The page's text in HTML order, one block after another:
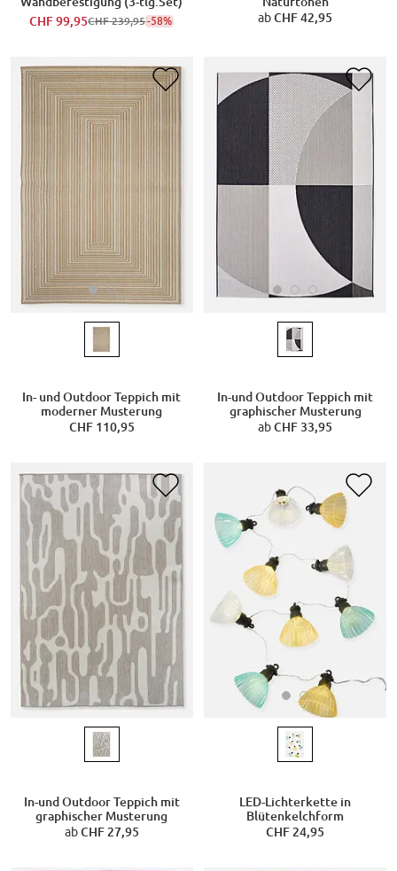
CHF 99,95CHF 239,95-58%
abCHF 42,95
In- und Outdoor Teppich mit
moderner Musterung
CHF 110,95
In-und Outdoor Teppich mit
graphischer Musterung
abCHF 33,95
In-und Outdoor Teppich mit
graphischer Musterung
abCHF 27,95
LED-Lichterkette in
Blütenkelchform
CHF 24,95